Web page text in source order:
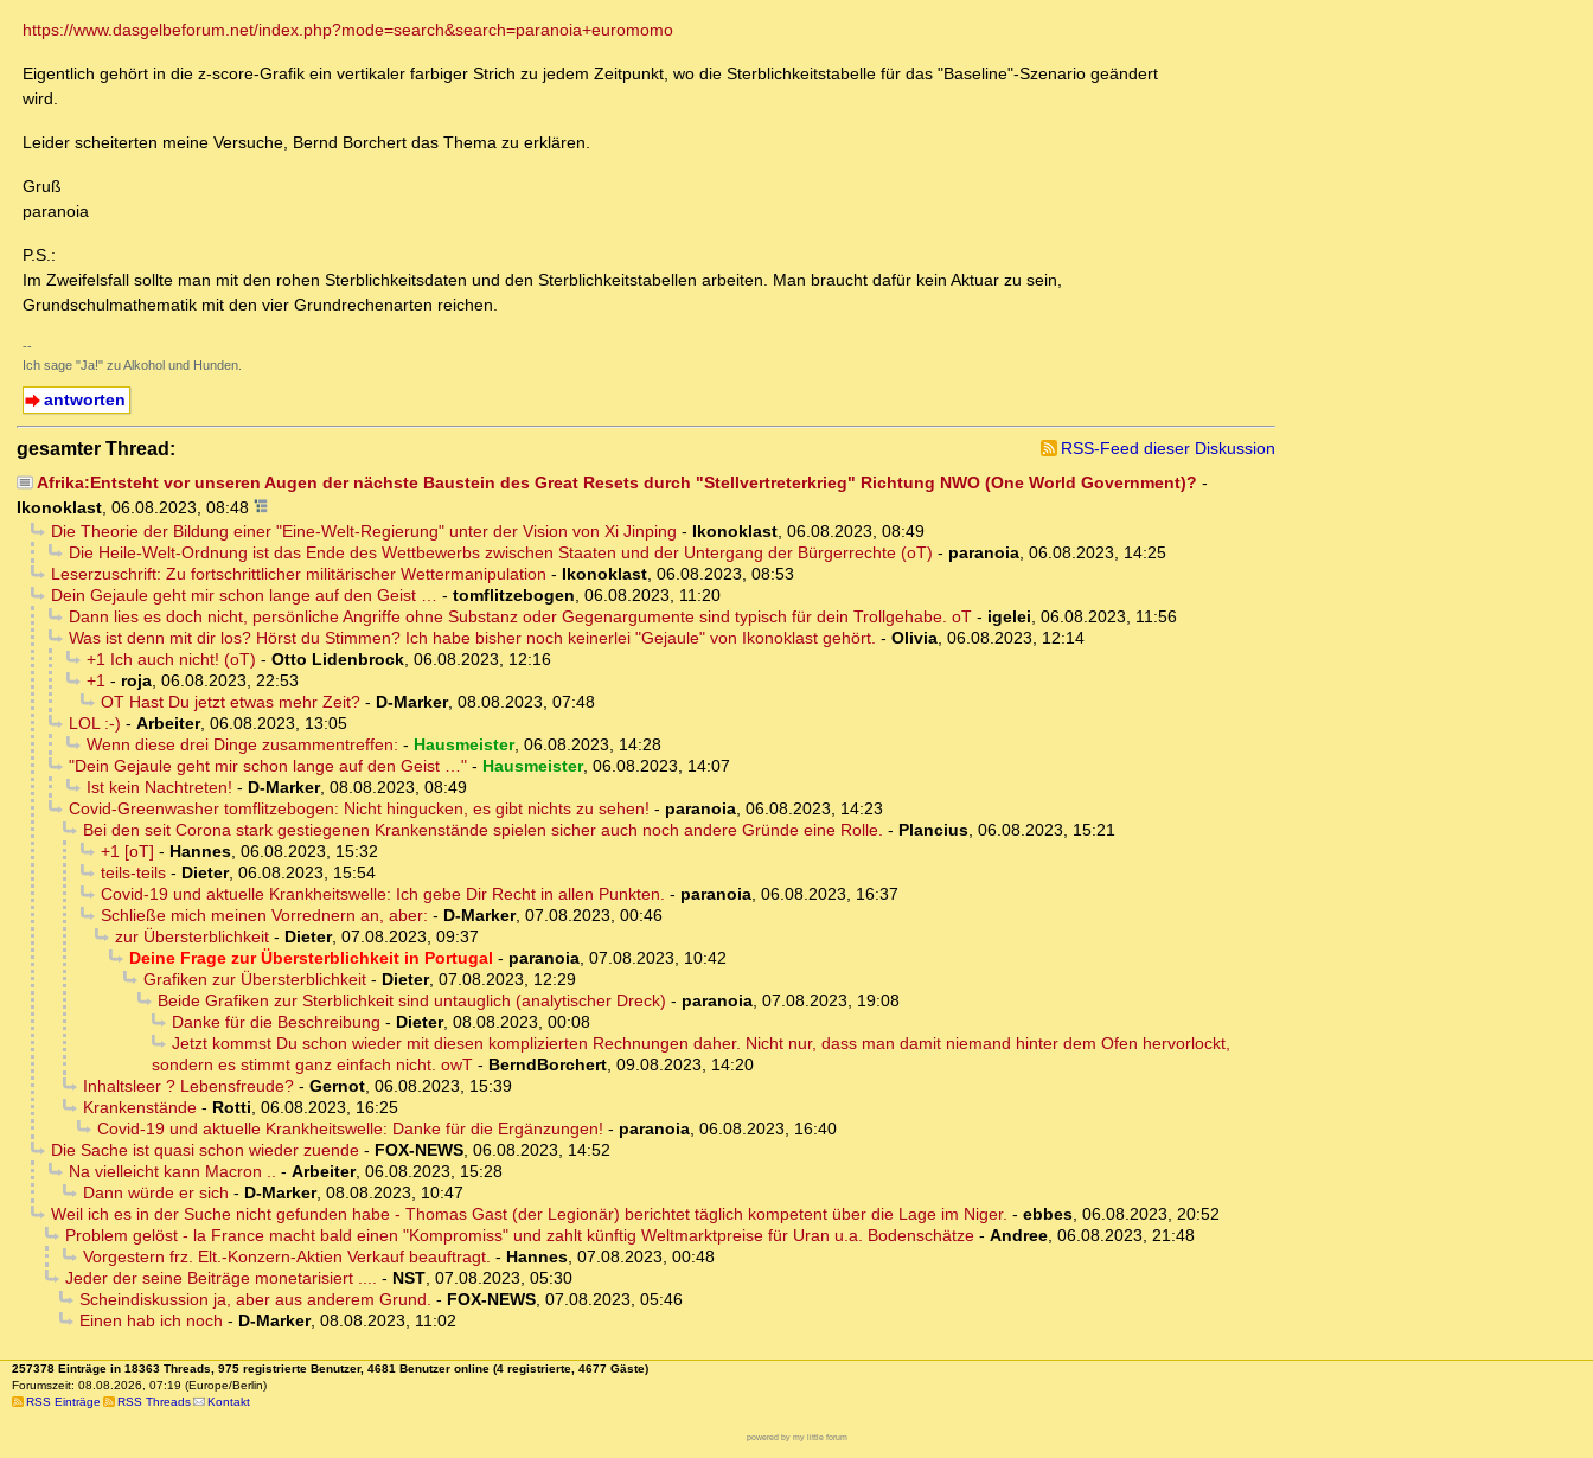
https://www.dasgelbeforum.net/index.php?mode=search&search=paranoia+euromomo
Eigentlich gehört in die z-score-Grafik ein vertikaler farbiger Strich zu jedem Zeitpunkt, wo die Sterblichkeitstabelle für das "Baseline"-Szenario geändert
wird.
Leider scheiterten meine Versuche, Bernd Borchert das Thema zu erklären.
Gruß
paranoia
P.S.:
Im Zweifelsfall sollte man mit den rohen Sterblichkeitsdaten und den Sterblichkeitstabellen arbeiten. Man braucht dafür kein Aktuar zu sein,
Grundschulmathematik mit den vier Grundrechenarten reichen.
--
Ich sage "Ja!" zu Alkohol und Hunden.
antworten
gesamter Thread:
RSS-Feed dieser Diskussion
Afrika:Entsteht vor unseren Augen der nächste Baustein des Great Resets durch "Stellvertreterkrieg" Richtung NWO (One World Government)? -
Ikonoklast, 06.08.2023, 08:48
Die Theorie der Bildung einer "Eine-Welt-Regierung" unter der Vision von Xi Jinping - Ikonoklast, 06.08.2023, 08:49
Die Heile-Welt-Ordnung ist das Ende des Wettbewerbs zwischen Staaten und der Untergang der Bürgerrechte (oT) - paranoia, 06.08.2023, 14:25
Leserzuschrift: Zu fortschrittlicher militärischer Wettermanipulation - Ikonoklast, 06.08.2023, 08:53
Dein Gejaule geht mir schon lange auf den Geist … - tomflitzebogen, 06.08.2023, 11:20
Dann lies es doch nicht, persönliche Angriffe ohne Substanz oder Gegenargumente sind typisch für dein Trollgehabe. oT- igelei, 06.08.2023, 11:56
Was ist denn mit dir los? Hörst du Stimmen? Ich habe bisher noch keinerlei "Gejaule" von Ikonoklast gehört. - Olivia, 06.08.2023, 12:14
+1 Ich auch nicht! (oT) - Otto Lidenbrock, 06.08.2023, 12:16
+1- roja, 06.08.2023, 22:53
OT Hast Du jetzt etwas mehr Zeit?- D-Marker, 08.08.2023, 07:48
LOL :-) - Arbeiter, 06.08.2023, 13:05
Wenn diese drei Dinge zusammentreffen: - Hausmeister, 06.08.2023, 14:28
"Dein Gejaule geht mir schon lange auf den Geist …"- Hausmeister, 06.08.2023, 14:07
Ist kein Nachtreten! - D-Marker, 08.08.2023, 08:49
Covid-Greenwasher tomflitzebogen: Nicht hingucken, es gibt nichts zu sehen! - paranoia, 06.08.2023, 14:23
Bei den seit Corona stark gestiegenen Krankenstände spielen sicher auch noch andere Gründe eine Rolle. - Plancius, 06.08.2023, 15:21
+1 [oT] - Hannes, 06.08.2023, 15:32
teils-teils- Dieter, 06.08.2023, 15:54
Covid-19 und aktuelle Krankheitswelle: Ich gebe Dir Recht in allen Punkten. - paranoia, 06.08.2023, 16:37
Schließe mich meinen Vorrednern an, aber: - D-Marker, 07.08.2023, 00:46
zur Übersterblichkeit- Dieter, 07.08.2023, 09:37
Deine Frage zur Übersterblichkeit in Portugal - paranoia, 07.08.2023, 10:42
Grafiken zur Übersterblichkeit- Dieter, 07.08.2023, 12:29
Beide Grafiken zur Sterblichkeit sind untauglich (analytischer Dreck) - paranoia, 07.08.2023, 19:08
Danke für die Beschreibung - Dieter, 08.08.2023, 00:08
Jetzt kommst Du schon wieder mit diesen komplizierten Rechnungen daher. Nicht nur, dass man damit niemand hinter dem Ofen hervorlockt,
sondern es stimmt ganz einfach nicht. owT - BerndBorchert, 09.08.2023, 14:20
Inhaltsleer ? Lebensfreude?- Gernot, 06.08.2023, 15:39
Krankenstände- Rotti, 06.08.2023, 16:25
Covid-19 und aktuelle Krankheitswelle: Danke für die Ergänzungen! - paranoia, 06.08.2023, 16:40
Die Sache ist quasi schon wieder zuende- FOX-NEWS, 06.08.2023, 14:52
Na vielleicht kann Macron .. - Arbeiter, 06.08.2023, 15:28
Dann würde er sich - D-Marker, 08.08.2023, 10:47
Weil ich es in der Suche nicht gefunden habe - Thomas Gast (der Legionär) berichtet täglich kompetent über die Lage im Niger. - ebbes, 06.08.2023, 20:52
Problem gelöst - la France macht bald einen "Kompromiss" und zahlt künftig Weltmarktpreise für Uran u.a. Bodenschätze- Andree, 06.08.2023, 21:48
Vorgestern frz. Elt.-Konzern-Aktien Verkauf beauftragt. - Hannes, 07.08.2023, 00:48
Jeder der seine Beiträge monetarisiert .... - NST, 07.08.2023, 05:30
Scheindiskussion ja, aber aus anderem Grund. - FOX-NEWS, 07.08.2023, 05:46
Einen hab ich noch - D-Marker, 08.08.2023, 11:02
257378 Einträge in 18363 Threads, 975 registrierte Benutzer, 4681 Benutzer online (4 registrierte, 4677 Gäste)
Forumszeit: 08.08.2026, 07:19 (Europe/Berlin)
RSS Einträge
RSS Threads Kontakt
powered by my little forum